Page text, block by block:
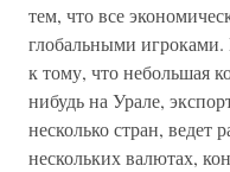
тем, что все
глобальными
к тому, что небольшая
нибудь на Урале,
несколько стран, ведет
нескольких валютах,